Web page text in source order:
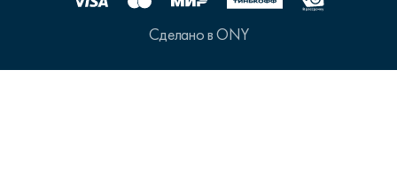
Сделано в ONY